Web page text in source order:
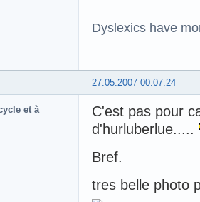
Dyslexics have
27.05.2007 00:07:24
et à
C'est pas pour
d'hurluberlue.....
Bref.
tres belle photo